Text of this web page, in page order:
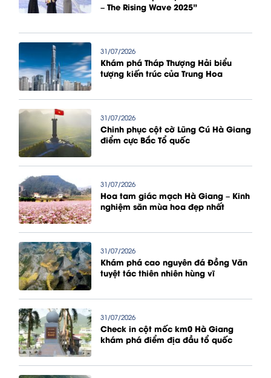
– The Rising Wave 2025”
31/07/2026
Khám phá Tháp Thượng Hải biểu
tượng kiến trúc của Trung Hoa
31/07/2026
Chinh phục cột cờ Lũng Cú Hà Giang
điểm cực Bắc Tổ quốc
31/07/2026
Hoa tam giác mạch Hà Giang – Kinh
nghiệm săn mùa hoa đẹp nhất
31/07/2026
Khám phá cao nguyên đá Đồng Văn
tuyệt tác thiên nhiên hùng vĩ
31/07/2026
Check in cột mốc km0 Hà Giang
khám phá điểm địa đầu tổ quốc